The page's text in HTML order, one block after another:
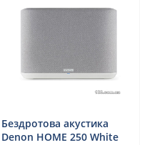
Бездротова акустика
Denon HOME 250 White